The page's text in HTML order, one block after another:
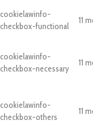
cookielawinfo-
checkbox-functional
11
cookielawinfo-
checkbox-necessary
11
cookielawinfo-
checkbox-others
11